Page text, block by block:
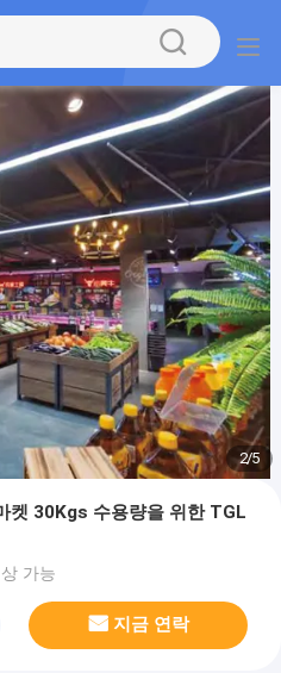
2/5
켓 30Kgs 수용량을 위한 TGL
가능
지금 연락